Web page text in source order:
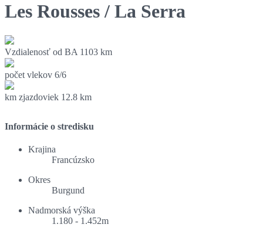
Les Rousses / La Serra
Vzdialenosť od BA 1103 km
počet vlekov 6/6
km zjazdoviek 12.8 km
Informácie o stredisku
Krajina
Francúzsko
Okres
Burgund
Nadmorská výška
1.180 - 1.452m